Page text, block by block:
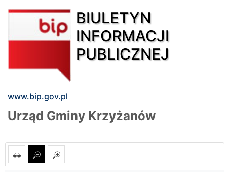
BIULETYN
INFORMACJI
PUBLICZNEJ
www.bip.gov.pl
Urząd Gminy Krzyżanów